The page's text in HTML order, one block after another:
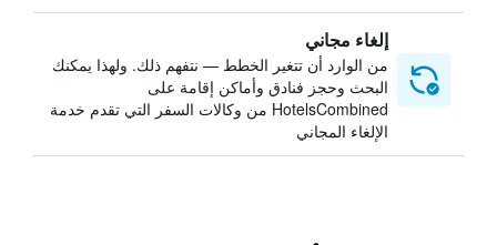
إلغاء مجاني
من الوارد أن تتغير الخطط — نتفهم ذلك. ولهذا يمكنك
البحث وحجز فنادق وأماكن إقامة على
HotelsCombined من وكالات السفر التي تقدم خدمة
الإلغاء المجاني